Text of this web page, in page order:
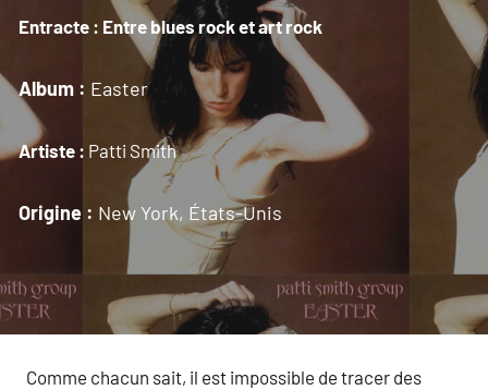
Entracte : Entre blues rock et art rock
Album : Easter
Artiste : Patti Smith
Origine : New York, États-Unis
Comme chacun sait, il est impossible de tracer des